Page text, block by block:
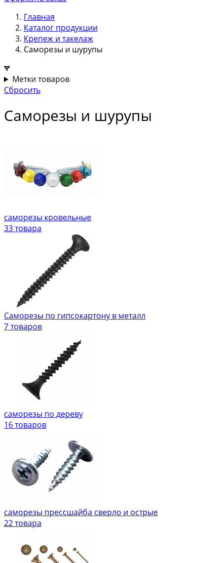
Главная
Каталог продукции
Крепеж и такелаж
Саморезы и шурупы
Метки товаров
Сбросить
Саморезы и шурупы
саморезы кровельные
33 товара
Саморезы по гипсокартону в металл
7 товаров
саморезы по дереву
16 товаров
саморезы прессшайба сверло и острые
22 товара